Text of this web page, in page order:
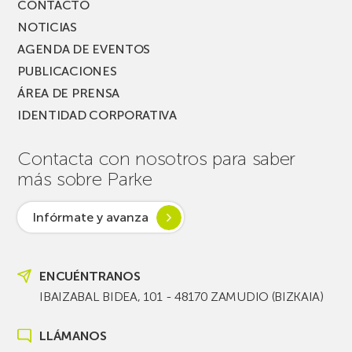
CONTACTO
NOTICIAS
AGENDA DE EVENTOS
PUBLICACIONES
ÁREA DE PRENSA
IDENTIDAD CORPORATIVA
Contacta con nosotros para saber
más sobre Parke
Infórmate y avanza
ENCUÉNTRANOS
IBAIZABAL BIDEA, 101 - 48170 ZAMUDIO (BIZKAIA)
LLÁMANOS